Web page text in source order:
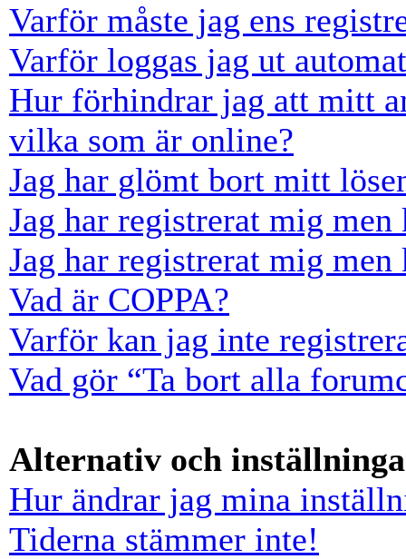
Varför måste jag ens
Varför loggas jag ut
Hur förhindrar jag att mitt
vilka som är online?
Jag har glömt bort mitt
Jag har registrerat mig
Jag har registrerat mig
Vad är COPPA?
Varför kan jag inte
Vad gör “Ta bort alla
Alternativ och
Hur ändrar jag mina
Tiderna stämmer inte!